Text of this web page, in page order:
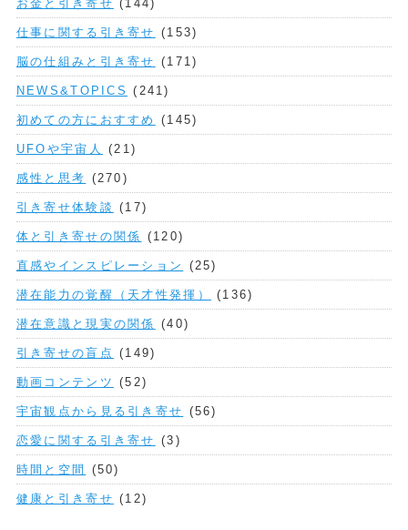
お金と引き寄せ (144)
仕事に関する引き寄せ (153)
脳の仕組みと引き寄せ (171)
NEWS&TOPICS (241)
初めての方におすすめ (145)
UFOや宇宙人 (21)
感性と思考 (270)
引き寄せ体験談 (17)
体と引き寄せの関係 (120)
直感やインスピレーション (25)
潜在能力の覚醒（天才性発揮） (136)
潜在意識と現実の関係 (40)
引き寄せの盲点 (149)
動画コンテンツ (52)
宇宙観点から見る引き寄せ (56)
恋愛に関する引き寄せ (3)
時間と空間 (50)
健康と引き寄せ (12)